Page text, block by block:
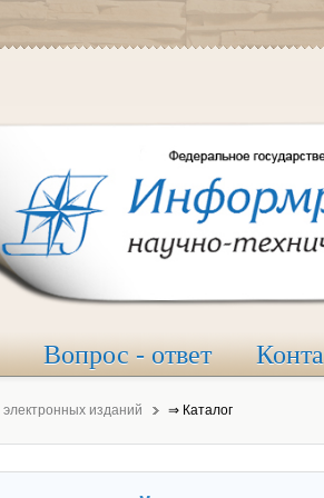
Вопрос - ответ
изданий ⇒ Каталог